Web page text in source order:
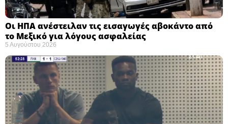
Οι ΗΠΑ ανέστειλαν τις εισαγωγές αβοκάντο από
το Μεξικό για λόγους ασφαλείας
5 Αυγούστου 2026